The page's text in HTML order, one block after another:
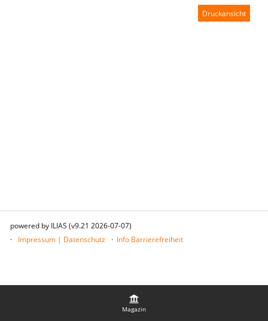
Magazin
powered by ILIAS (v9.21 2026-07-07)
Impressum | Datenschutz
Info Barrierefreiheit